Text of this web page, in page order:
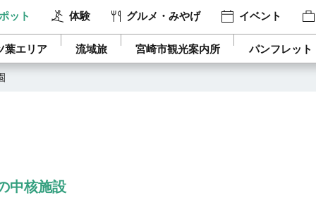
ット 体験 グルメ・みやげ イベント
葉エリア 流域旅 宮崎市観光案内所 パンフレット
中核施設